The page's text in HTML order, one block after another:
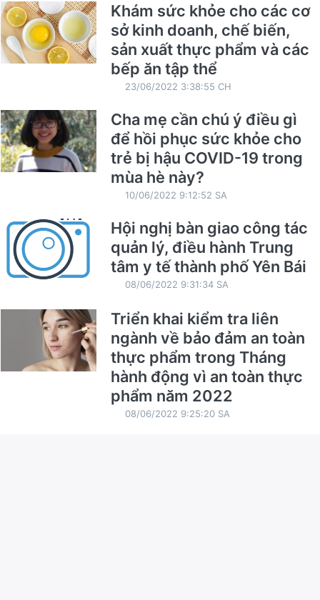
Khám sức khỏe cho các cơ
sở kinh doanh, chế biến,
sản xuất thực phẩm và các
bếp ăn tập thể
23/06/2022 3:38:55 CH
Cha mẹ cần chú ý điều gì
để hồi phục sức khỏe cho
trẻ bị hậu COVID-19 trong
mùa hè này?
10/06/2022 9:12:52 SA
Hội nghị bàn giao công tác
quản lý, điều hành Trung
tâm y tế thành phố Yên Bái
08/06/2022 9:31:34 SA
Triển khai kiểm tra liên
ngành về bảo đảm an toàn
thực phẩm trong Tháng
hành động vì an toàn thực
phẩm năm 2022
08/06/2022 9:25:20 SA